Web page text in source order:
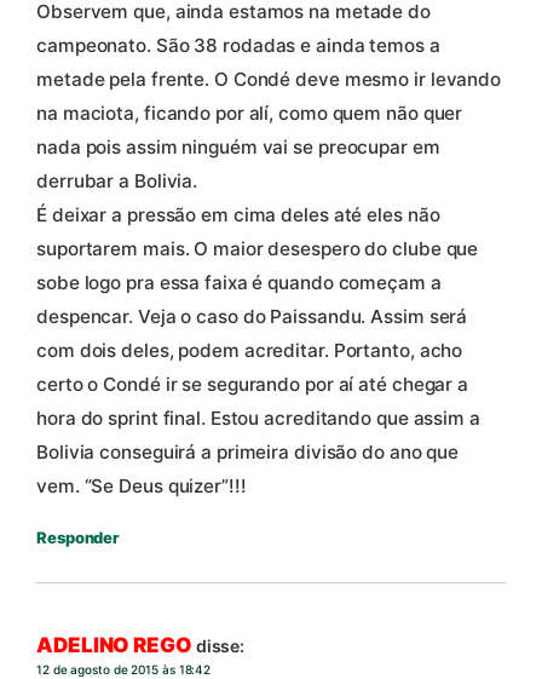
Observem que, ainda estamos na metade do
campeonato. São 38 rodadas e ainda temos a
metade pela frente. O Condé deve mesmo ir levando
na maciota, ficando por alí, como quem não quer
nada pois assim ninguém vai se preocupar em
derrubar a Bolivia.
É deixar a pressão em cima deles até eles não
suportarem mais. O maior desespero do clube que
sobe logo pra essa faixa é quando começam a
despencar. Veja o caso do Paissandu. Assim será
com dois deles, podem acreditar. Portanto, acho
certo o Condé ir se segurando por aí até chegar a
hora do sprint final. Estou acreditando que assim a
Bolivia conseguirá a primeira divisão do ano que
vem. “Se Deus quizer”!!!
Responder
ADELINO REGO disse:
12 de agosto de 2015 às 18:42